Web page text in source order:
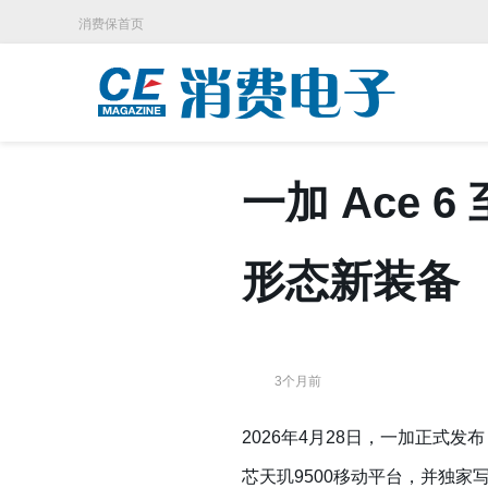
消费保首页
一加 Ace 6
形态新装备
3个月前
2026年4月28日，一加正式发
芯天玑9500移动平台，并独家